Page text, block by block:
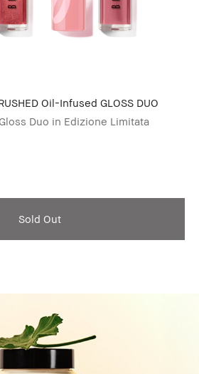
Oil-Infused GLOSS DUO
Duo in Edizione Limitata
Sold Out